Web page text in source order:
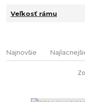
Veľkosť rámu
Najnovšie